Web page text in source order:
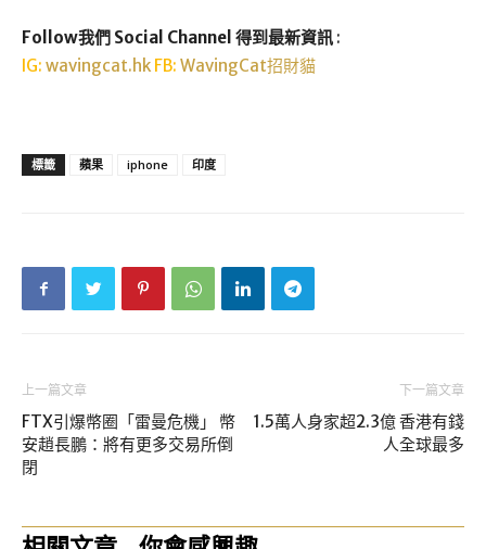
Follow我們 Social Channel 得到最新資訊 :
IG: wavingcat.hk FB: WavingCat招財貓
標籤 蘋果 iphone 印度
上一篇文章
FTX引爆幣圈「雷曼危機」 幣
安趙長鵬：將有更多交易所倒
閉
下一篇文章
1.5萬人身家超2.3億 香港有錢
人全球最多